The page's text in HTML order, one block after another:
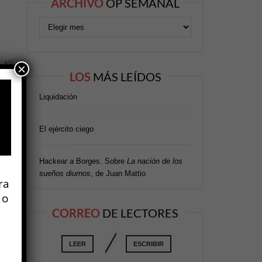
Allí
ARCHIVO OP SEMANAL
LOS MÁS LEÍDOS
Liquidación
El ejército ciego
Hackear a Borges. Sobre La nación de los
sueños diurnos , de Juan Mattio
CORREO DE LECTORES
LEER ESCRIBIR
×